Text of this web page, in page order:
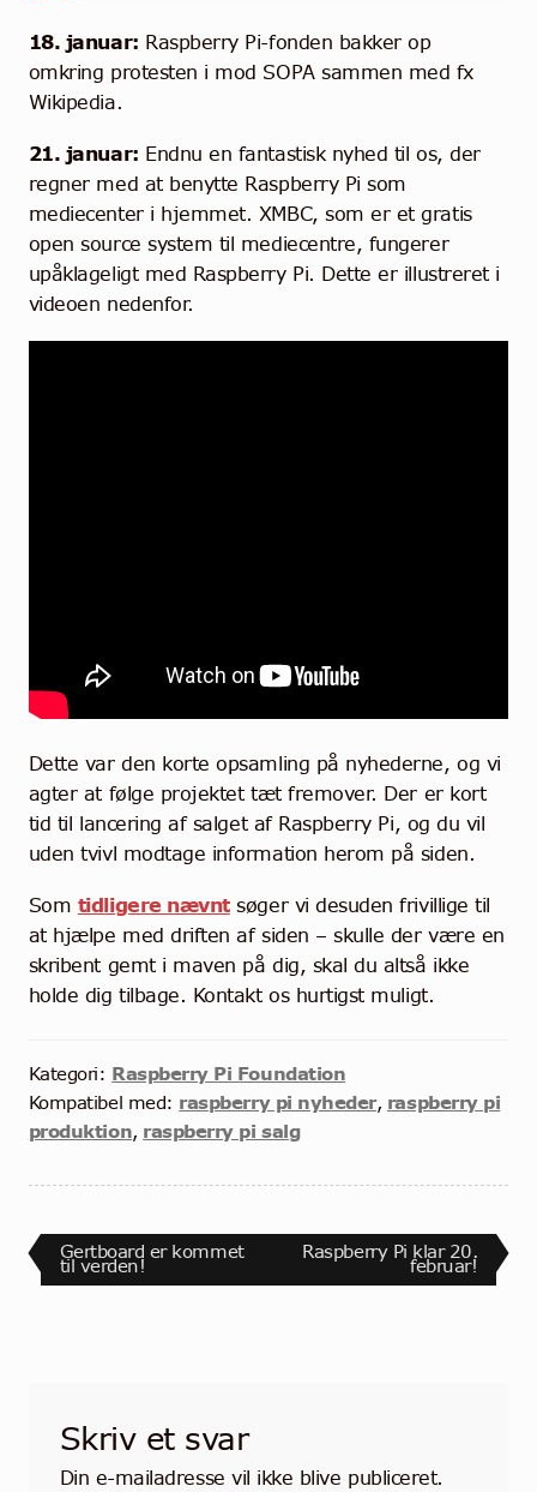
18. januar: Raspberry Pi-fonden bakker op
omkring protesten i mod SOPA sammen med fx
Wikipedia.
21. januar: Endnu en fantastisk nyhed til os, der
regner med at benytte Raspberry Pi som
mediecenter i hjemmet. XMBC, som er et gratis
open source system til mediecentre, fungerer
upåklageligt med Raspberry Pi. Dette er illustreret i
videoen nedenfor.
Dette var den korte opsamling på nyhederne, og vi
agter at følge projektet tæt fremover. Der er kort
tid til lancering af salget af Raspberry Pi, og du vil
uden tvivl modtage information herom på siden.
Som tidligere nævntsøger vi desuden frivillige til
at hjælpe med driften af siden – skulle der være en
skribent gemt i maven på dig, skal du altså ikke
holde dig tilbage. Kontakt os hurtigst muligt.
Kategori: Raspberry Pi Foundation
Kompatibel med: raspberry pi nyheder, raspberry pi
produktion, raspberry pi salg
Indlægsnavigation
Forrige
indlæg:
Gertboard er kommet
til verden!
Næste
indlæg:
Raspberry Pi klar 20.
februar!
Skriv et svar
Din e-mailadresse vil ikke blive publiceret.